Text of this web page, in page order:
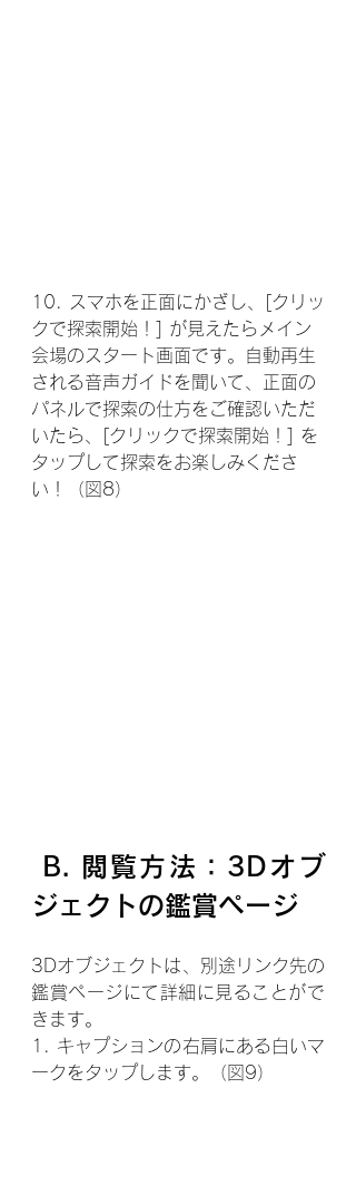
10. スマホを正面にかざし、[クリッ
クで探索開始！] が見えたらメイン
会場のスタート画面です。自動再生
される音声ガイドを聞いて、正面の
パネルで探索の仕方をご確認いただ
いたら、[クリックで探索開始！] を
タップして探索をお楽しみくださ
い！（図8）
ジェクトの鑑賞ページ
3Dオブジェクトは、別途リンク先の
鑑賞ページにて詳細に見ることがで
きます。
1. キャプションの右肩にある白いマ
ークをタップします。（図9）